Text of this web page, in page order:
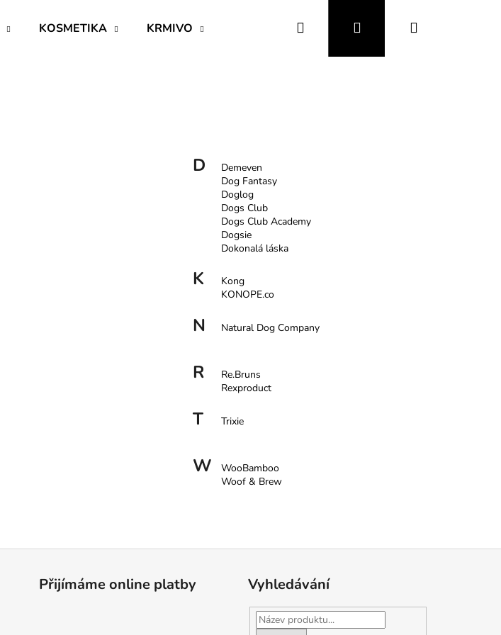
KOSMETIKA KRMIVO OBOJKY a VODÍTKA OBLEČENÍ a MÓDA
Hledat PřihlášeníNákupní
D
Demeven
Dog Fantasy
Doglog
Dogs Club
Dogs Club Academy
Dogsie
Dokonalá láska
K
Kong
KONOPE.co
N Natural Dog Company
R
Re.Bruns
Rexproduct
T Trixie
W
WooBamboo
Woof & Brew
ROZČESÁVACÍ KONDICIONER YUUP!
Přijímáme online platby Vyhledávání